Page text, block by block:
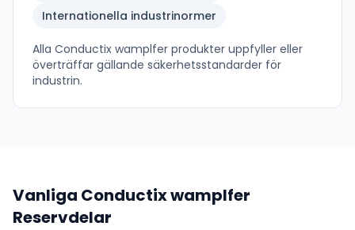
Internationella industrinormer
Alla Conductix wamplfer produkter uppfyller eller
överträffar gällande säkerhetsstandarder för
industrin.
Vanliga Conductix wamplfer
Reservdelar